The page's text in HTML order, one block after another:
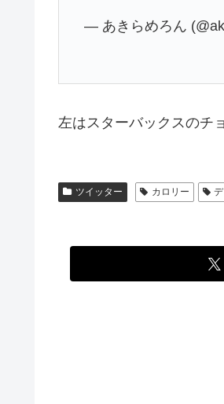
— あきらめろん
左はスターバックスのチ
ツイッター カロリー